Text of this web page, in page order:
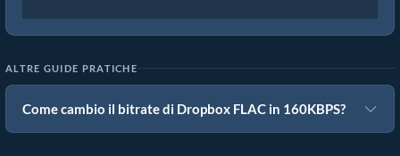
ALTRE GUIDE PRATICHE
Come cambio il bitrate di Dropbox FLAC in 160KBPS?